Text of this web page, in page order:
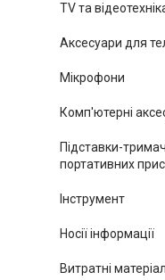
TV та
Аксесуари для
Мікрофони
Комп'ютерні
Підставки-
портативних
Інструмент
Носії інформації
Витратні